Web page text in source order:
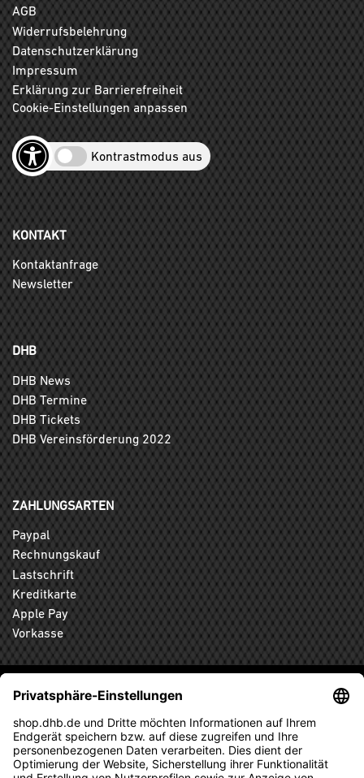
AGB
Widerrufsbelehrung
Datenschutzerklärung
Impressum
Erklärung zur Barrierefreiheit
Cookie-Einstellungen anpassen
Kontrastmodus aus
KONTAKT
Kontaktanfrage
Newsletter
DHB
DHB News
DHB Termine
DHB Tickets
DHB Vereinsförderung 2022
ZAHLUNGSARTEN
Paypal
Rechnungskauf
Lastschrift
Kreditkarte
Apple Pay
Vorkasse
ABONNIEREN SIE DEN KOSTENLOSEN DHB-FANSHOP
NEWSLETTER UND VERPASSEN SIE KEINE NEUIGKEIT ODER
AKTION MEHR.
ANMELDEN